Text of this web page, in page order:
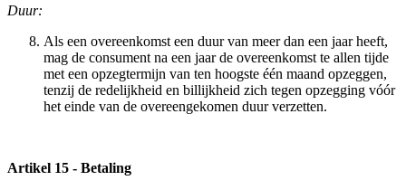
Duur:
Als een overeenkomst een duur van meer dan een jaar heeft,
mag de consument na een jaar de overeenkomst te allen tijde
met een opzegtermijn van ten hoogste één maand opzeggen,
tenzij de redelijkheid en billijkheid zich tegen opzegging vóór
het einde van de overeengekomen duur verzetten.
Artikel 15 - Betaling